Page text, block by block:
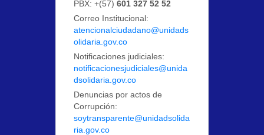
PBX: +(57)601 327 52 52
Correo Institucional:
atencionalciudadano@unidads
olidaria.gov.co
Notificaciones judiciales:
notificacionesjudiciales@unida
dsolidaria.gov.co
Denuncias por actos de
Corrupción:
soytransparente@unidadsolida
ria.gov.co